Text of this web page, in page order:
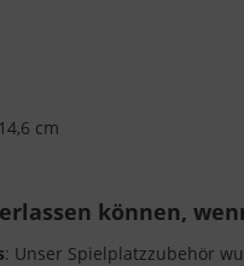
cm
können,
: Unser Spielplatzzubehör